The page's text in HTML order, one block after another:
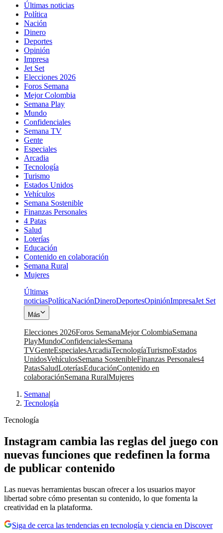
Últimas noticias
Política
Nación
Dinero
Deportes
Opinión
Impresa
Jet Set
Elecciones 2026
Foros Semana
Mejor Colombia
Semana Play
Mundo
Confidenciales
Semana TV
Gente
Especiales
Arcadia
Tecnología
Turismo
Estados Unidos
Vehículos
Semana Sostenible
Finanzas Personales
4 Patas
Salud
Loterías
Educación
Contenido en colaboración
Semana Rural
Mujeres
Últimas
noticiasPolíticaNaciónDineroDeportesOpiniónImpresaJet Set
Más
Elecciones 2026Foros SemanaMejor ColombiaSemana
PlayMundoConfidencialesSemana
TVGenteEspecialesArcadiaTecnologíaTurismoEstados
UnidosVehículosSemana SostenibleFinanzas Personales4
PatasSaludLoteríasEducaciónContenido en
colaboraciónSemana RuralMujeres
Semana|
Tecnología
Tecnología
Instagram cambia las reglas del juego con
nuevas funciones que redefinen la forma
de publicar contenido
Las nuevas herramientas buscan ofrecer a los usuarios mayor
libertad sobre cómo presentan su contenido, lo que fomenta la
creatividad en la plataforma.
Siga de cerca las tendencias en tecnología y ciencia en Discover